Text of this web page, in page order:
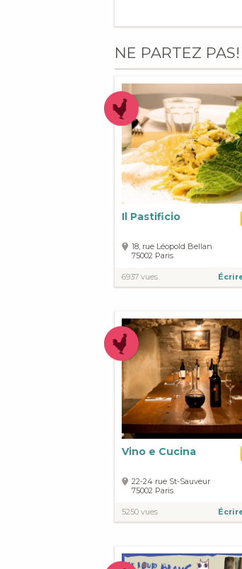
NE PARTEZ
Il Pastificio
18, rue Léopold Bellan
75002 Paris
6937 vues
Vino e Cucina
22-24 rue St-Sauveur
75002 Paris
5250 vues